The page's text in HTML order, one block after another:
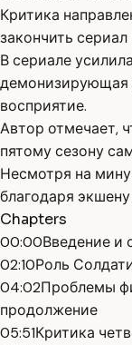
Критика
закончить
В сериале
демонизирующая
восприятие.
Автор отмечает,
пятому сезону
Несмотря на
благодаря
Chapters
00:00Введение и
02:10Роль
04:02Проблемы
продолжение
05:51Критика